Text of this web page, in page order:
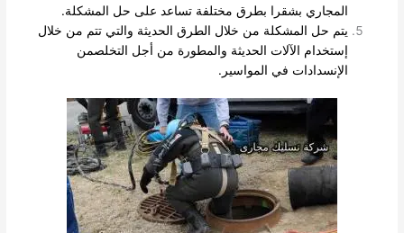
المجاري بشقرا بطرق مختلفة تساعد على حل المشكلة.
يتم حل المشكلة من خلال الطرق الحديثة والتي تتم من خلال
إستخدام الآلات الحديثة والمطورة من أجل التخلصمن
الإنسدادات في المواسير.